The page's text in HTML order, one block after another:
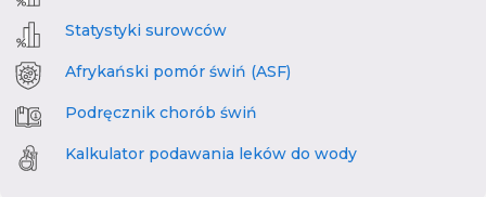
Statystyki surowców
Afrykański pomór świń (ASF)
Podręcznik chorób świń
Kalkulator podawania leków do wody